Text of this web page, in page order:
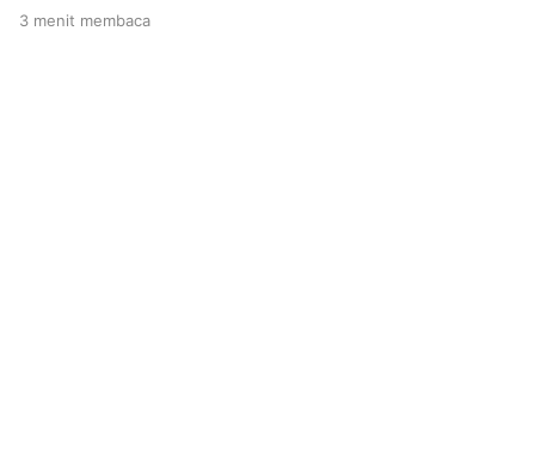
3 menit membaca